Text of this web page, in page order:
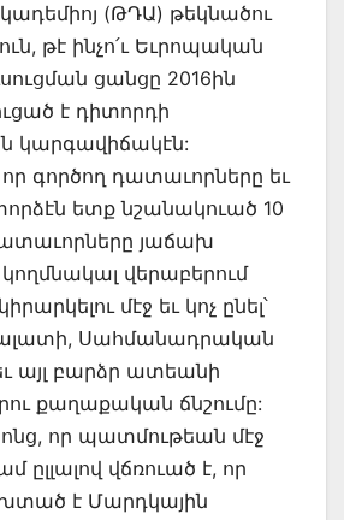
(ԹԴԱ) թեկնածու
թէ ինչո՛ւ Եւրոպական
ցանցը 2016ին
է դիտորդի
կարգավիճակէն:
որ գործող դատաւորները եւ
ետք նշանակուած 10
յաճախ
վերաբերում
մէջ եւ կոչ ընել՝
Սահմանադրական
այլ բարձր ատեանի
քաղաքական ճնշումը:
որ պատմութեան մէջ
ըլլալով վճռուած է, որ
է Մարդկային